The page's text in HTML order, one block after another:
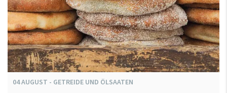
04AUGUST - GETREIDE UND ÖLSAATEN